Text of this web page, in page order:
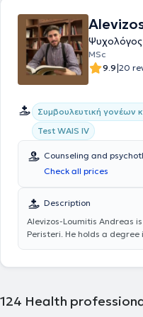
Ψυχολόγος
MSc
9.9|20
Συμβουλευτική γονέων
Test WAIS IV
Counseling and
Check all prices
Description
Alevizos-Loumitis Andreas
Peristeri. He holds a
the University of Crete.
postgraduate studies, he
124 Health